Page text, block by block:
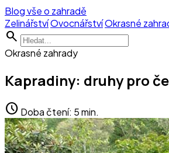
Blog vše o zahradě
ZelinářstvíOvocnářstvíOkrasné
search
Okrasné zahrady
Kapradiny: druhy pro
schedule Doba čtení: 5 min.